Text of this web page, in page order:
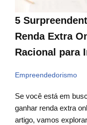
5
Renda Extra
Racional para
Empreendedorismo
Se você está em
ganhar renda extra
artigo, vamos